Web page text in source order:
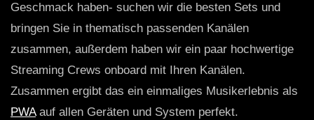
Geschmack haben- suchen wir die besten Sets und
bringen Sie in thematisch passenden Kanälen
zusammen, außerdem haben wir ein paar hochwertige
Streaming Crews onboard mit Ihren Kanälen.
Zusammen ergibt das ein einmaliges Musikerlebnis als
PWAauf allen Geräten und System perfekt.